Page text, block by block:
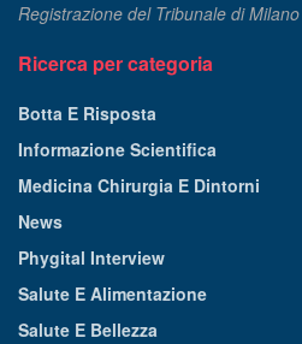
Registrazione del Tribunale di
Ricerca per categoria
Botta E Risposta
Informazione Scientifica
Medicina Chirurgia E Dintorni
News
Phygital Interview
Salute E Alimentazione
Salute E Bellezza